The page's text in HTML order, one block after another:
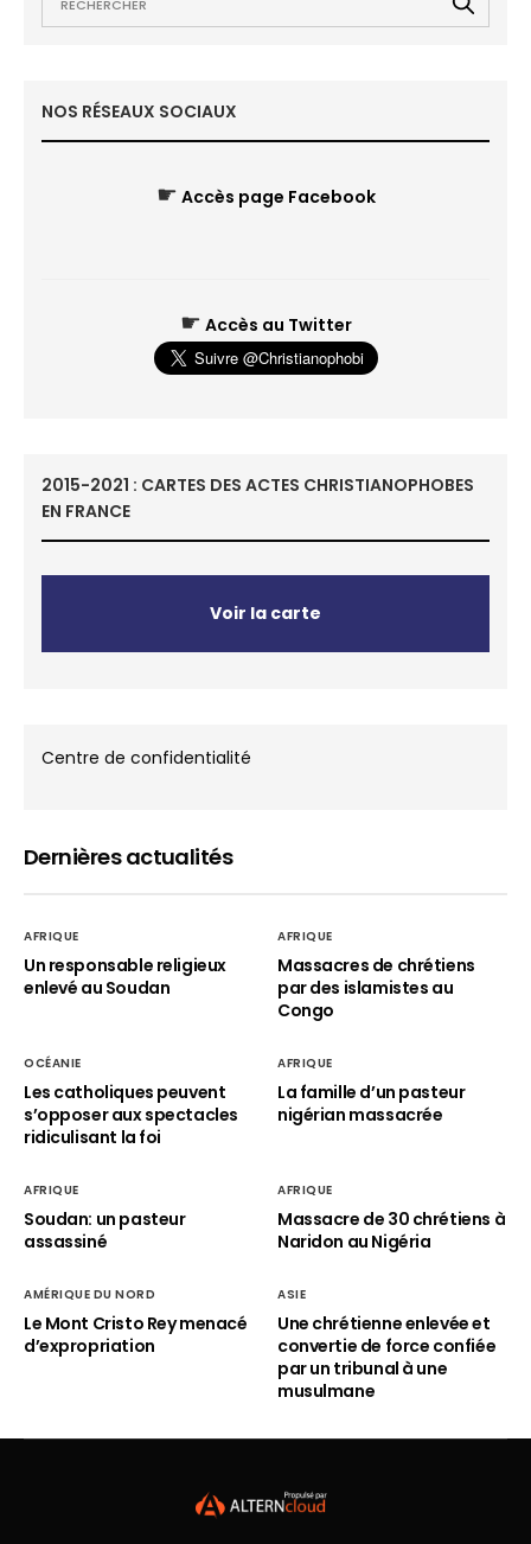
NOS RÉSEAUX SOCIAUX
☛ Accès page Facebook
☛ Accès au Twitter
2015-2021 : CARTES DES ACTES CHRISTIANOPHOBES
EN FRANCE
Voir la carte
Centre de confidentialité
Dernières actualités
AFRIQUE
Un responsable religieux
enlevé au Soudan
AFRIQUE
Massacres de chrétiens
par des islamistes au
Congo
OCÉANIE
Les catholiques peuvent
s’opposer aux spectacles
ridiculisant la foi
AFRIQUE
La famille d’un pasteur
nigérian massacrée
AFRIQUE
Soudan: un pasteur
assassiné
AFRIQUE
Massacre de 30 chrétiens à
Naridon au Nigéria
AMÉRIQUE DU NORD
Le Mont Cristo Rey menacé
d’expropriation
ASIE
Une chrétienne enlevée et
convertie de force confiée
par un tribunal à une
musulmane